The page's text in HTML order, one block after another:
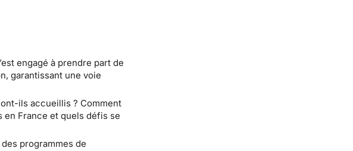
engagé à prendre part de
garantissant une voie
ils accueillis ? Comment
en France et quels défis se
programmes de